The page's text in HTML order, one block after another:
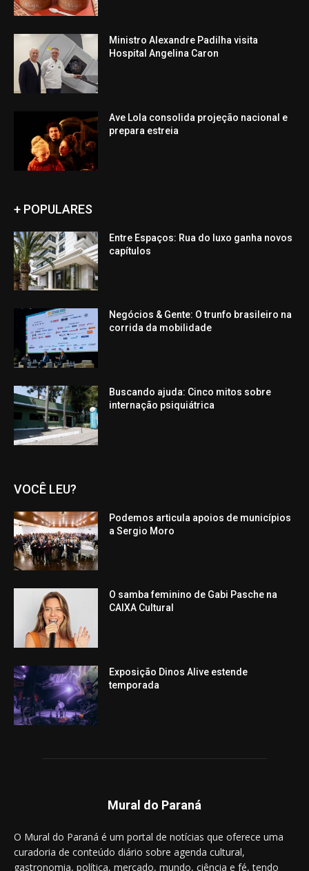
Ministro Alexandre Padilha visita
Hospital Angelina Caron
Ave Lola consolida projeção nacional e
prepara estreia
+ POPULARES
Entre Espaços: Rua do luxo ganha novos
capítulos
Negócios & Gente: O trunfo brasileiro na
corrida da mobilidade
Buscando ajuda: Cinco mitos sobre
internação psiquiátrica
VOCÊ LEU?
Podemos articula apoios de municípios
a Sergio Moro
O samba feminino de Gabi Pasche na
CAIXA Cultural
Exposição Dinos Alive estende
temporada
Mural do Paraná
O Mural do Paraná é um portal de notícias que oferece uma
curadoria de conteúdo diário sobre agenda cultural,
gastronomia, política, mercado, mundo, ciência e fé, tendo